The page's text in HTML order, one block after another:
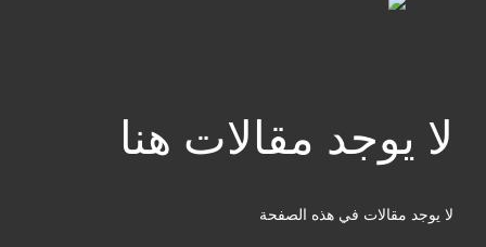
لا يوجد مقالات هنا
لا يوجد مقالات في هذه الصفحة